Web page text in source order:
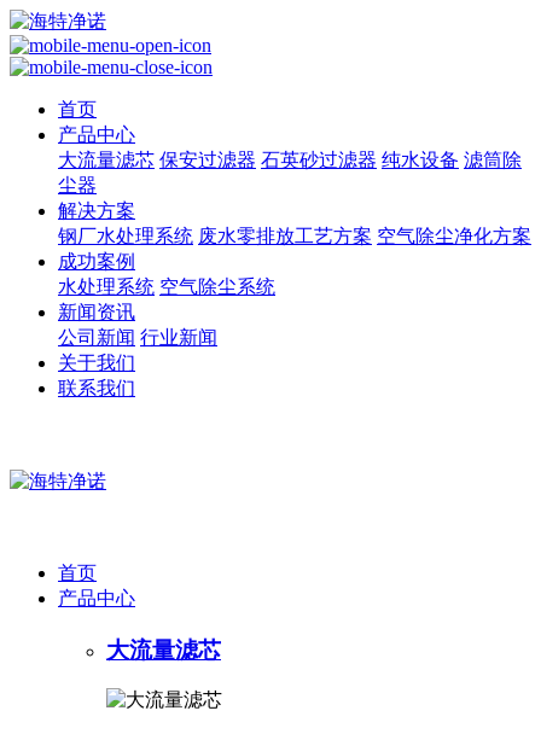
首页
产品中心
大流量滤芯 保安过滤器 石英砂过滤器 纯水设备 滤筒除
尘器
解决方案
钢厂水处理系统 废水零排放工艺方案 空气除尘净化方案
成功案例
水处理系统 空气除尘系统
新闻资讯
公司新闻 行业新闻
关于我们
联系我们
首页
产品中心
大流量滤芯